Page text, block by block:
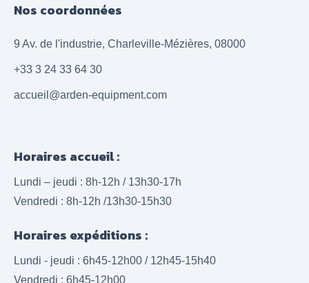
Nos coordonnées
9 Av. de l'industrie, Charleville-Mézières, 08000
+33 3 24 33 64 30
accueil@arden-equipment.com
Horaires accueil :
Lundi – jeudi : 8h-12h / 13h30-17h
Vendredi : 8h-12h /13h30-15h30
Horaires expéditions :
Lundi - jeudi : 6h45-12h00 / 12h45-15h40
Vendredi : 6h45-12h00